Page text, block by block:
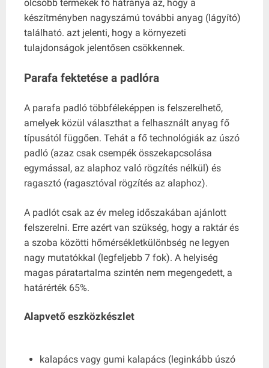
olcsóbb termékek fő hátránya az, hogy a
készítményben nagyszámú további anyag (lágyító)
található. azt jelenti, hogy a környezeti
tulajdonságok jelentősen csökkennek.
Parafa fektetése a padlóra
A parafa padló többféleképpen is felszerelhető,
amelyek közül választhat a felhasznált anyag fő
típusától függően. Tehát a fő technológiák az úszó
padló (azaz csak csempék összekapcsolása
egymással, az alaphoz való rögzítés nélkül) és
ragasztó (ragasztóval rögzítés az alaphoz).
A padlót csak az év meleg időszakában ajánlott
felszerelni. Erre azért van szükség, hogy a raktár és
a szoba közötti hőmérsékletkülönbség ne legyen
nagy mutatókkal (legfeljebb 7 fok). A helyiség
magas páratartalma szintén nem megengedett, a
határérték 65%.
Alapvető eszközkészlet
kalapács vagy gumi kalapács (leginkább úszó